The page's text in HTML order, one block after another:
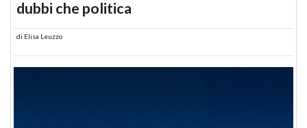
dubbi che politica
di Elisa Leuzzo